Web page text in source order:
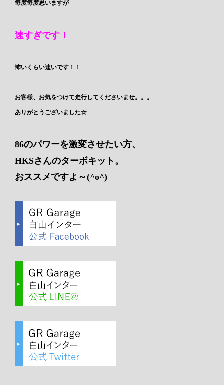
毎度毎度思いますが
速すぎです！
怖いくらい速いです！！
お客様、お気をつけて走行してくださいませ。。。
ありがとうございました☆
86のパワーを激変させたい方、
HKSさんのターボキット。
おススメですよ～(^o^)